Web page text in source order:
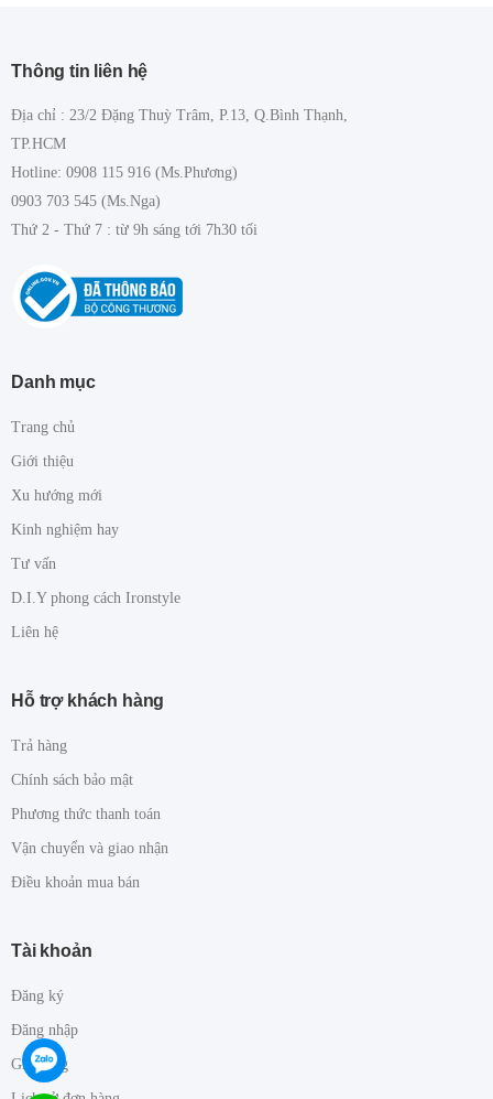
Thông tin liên hệ
Địa chỉ : 23/2 Đặng Thuỳ Trâm, P.13, Q.Bình Thạnh,
TP.HCM
Hotline: 0908 115 916 (Ms.Phương)
0903 703 545 (Ms.Nga)
Thứ 2 - Thứ 7 : từ 9h sáng tới 7h30 tối
Danh mục
Trang chủ
Giới thiệu
Xu hướng mới
Kinh nghiệm hay
Tư vấn
D.I.Y phong cách Ironstyle
Liên hệ
Hỗ trợ khách hàng
Trả hàng
Chính sách bảo mật
Phương thức thanh toán
Vận chuyển và giao nhận
Điều khoản mua bán
Tài khoản
Đăng ký
Đăng nhập
Giỏ hàng